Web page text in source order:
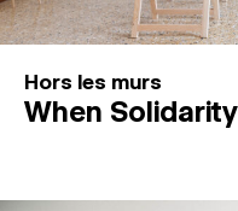
Hors les murs
When